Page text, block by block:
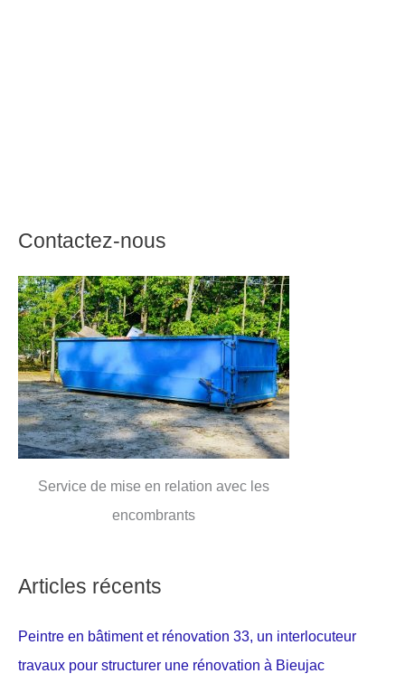
Contactez-nous
Service de mise en relation avec les
encombrants
Articles récents
Peintre en bâtiment et rénovation 33, un interlocuteur
travaux pour structurer une rénovation à Bieujac